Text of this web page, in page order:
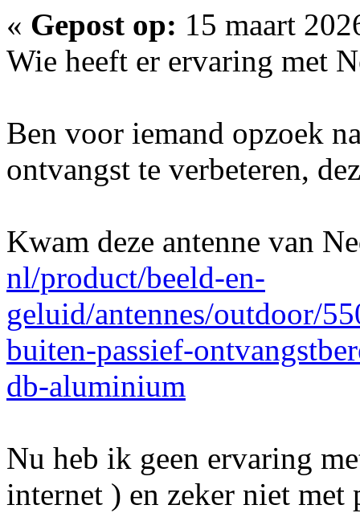
« Gepost op: 15 maart
Wie heeft er ervaring met
Ben voor iemand opzoek
ontvangst te verbeteren,
Kwam deze antenne van
nl/product/beeld-en-
geluid/antennes/outdoor/
buiten-passief-
db-aluminium
Nu heb ik geen ervaring
internet ) en zeker niet